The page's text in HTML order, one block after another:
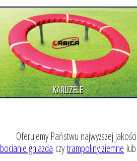
Oferujemy Państwu najwyższej
bocianie gniazda czytrampoliny ziemne lub
KARUZELE